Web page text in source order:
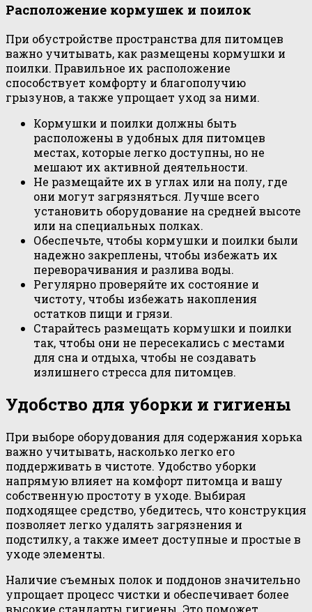
Расположение кормушек и поилок
При обустройстве пространства для питомцев
важно учитывать, как размещены кормушки и
поилки. Правильное их расположение
способствует комфорту и благополучию
грызунов, а также упрощает уход за ними.
Кормушки и поилки должны быть
расположены в удобных для питомцев
местах, которые легко доступны, но не
мешают их активной деятельности.
Не размещайте их в углах или на полу, где
они могут загрязняться. Лучше всего
установить оборудование на средней высоте
или на специальных полках.
Обеспечьте, чтобы кормушки и поилки были
надежно закреплены, чтобы избежать их
переворачивания и разлива воды.
Регулярно проверяйте их состояние и
чистоту, чтобы избежать накопления
остатков пищи и грязи.
Старайтесь размещать кормушки и поилки
так, чтобы они не пересекались с местами
для сна и отдыха, чтобы не создавать
излишнего стресса для питомцев.
Удобство для уборки и гигиены
При выборе оборудования для содержания хорька
важно учитывать, насколько легко его
поддерживать в чистоте. Удобство уборки
напрямую влияет на комфорт питомца и вашу
собственную простоту в уходе. Выбирая
подходящее средство, убедитесь, что конструкция
позволяет легко удалять загрязнения и
подстилку, а также имеет доступные и простые в
уходе элементы.
Наличие съемных полок и поддонов значительно
упрощает процесс чистки и обеспечивает более
высокие стандарты гигиены. Это поможет